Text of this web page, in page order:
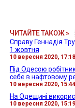
ЧИТАЙТЕ ТАКОЖ »
Справу Геннадія
1 жовтня
10 вересня 2020, 17:18
Під Одесою
себе в нафтовому
10 вересня 2020, 15:44
На Одещині
10 вересня 2020, 15:19